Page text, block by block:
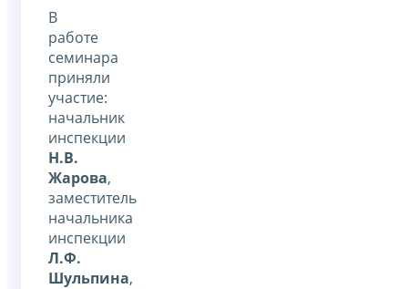
В
работе
семинара
приняли
участие:
начальник
инспекции
Н.В.
Жарова,
заместитель
начальника
инспекции
Л.Ф.
Шульпина,